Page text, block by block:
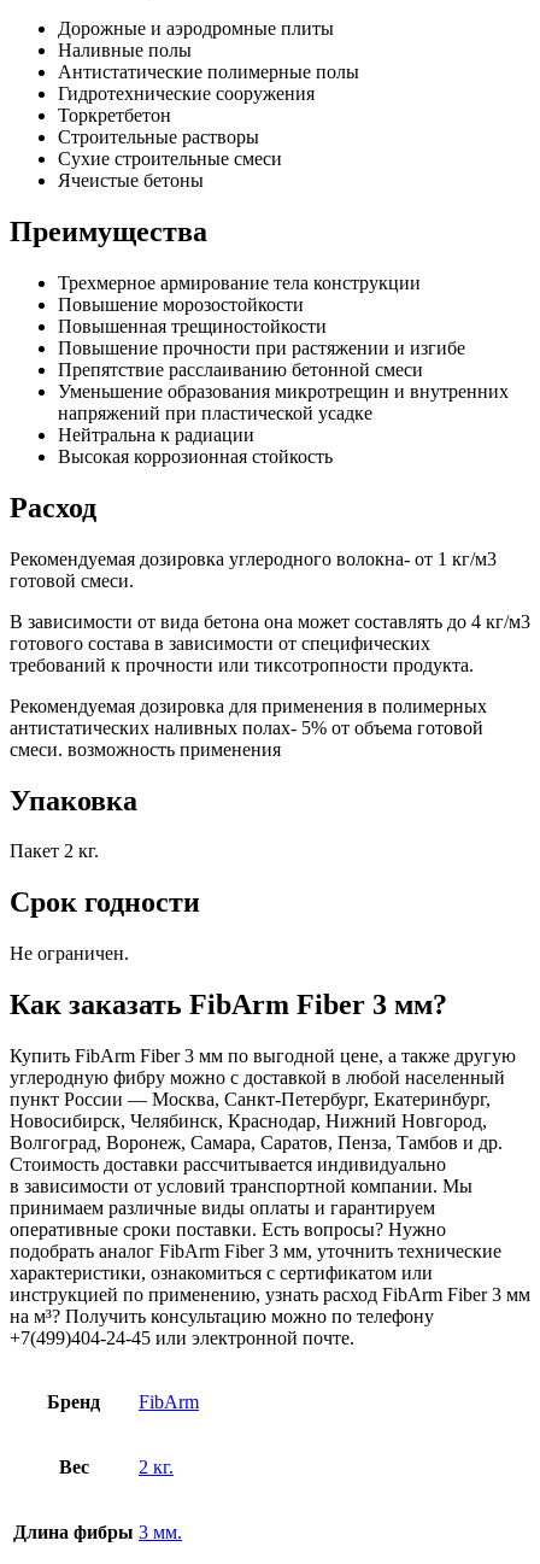
Дорожные и аэродромные плиты
Наливные полы
Антистатические полимерные полы
Гидротехнические сооружения
Торкретбетон
Строительные растворы
Сухие строительные смеси
Ячеистые бетоны
Преимущества
Трехмерное армирование тела конструкции
Повышение морозостойкости
Повышенная трещиностойкости
Повышение прочности при растяжении и изгибе
Препятствие расслаиванию бетонной смеси
Уменьшение образования микротрещин и внутренних
напряжений при пластической усадке
Нейтральна к радиации
Высокая коррозионная стойкость
Расход
Рекомендуемая дозировка углеродного волокна- от 1 кг/м3
готовой смеси.
В зависимости от вида бетона она может составлять до 4 кг/м3
готового состава в зависимости от специфических
требований к прочности или тиксотропности продукта.
Рекомендуемая дозировка для применения в полимерных
антистатических наливных полах- 5% от объема готовой
смеси. возможность применения
Упаковка
Пакет 2 кг.
Срок годности
Не ограничен.
Как заказать FibArm Fiber 3 мм?
Купить FibArm Fiber 3 мм по выгодной цене, а также другую
углеродную фибру можно с доставкой в любой населенный
пункт России — Москва, Санкт-Петербург, Екатеринбург,
Новосибирск, Челябинск, Краснодар, Нижний Новгород,
Волгоград, Воронеж, Самара, Саратов, Пенза, Тамбов и др.
Стоимость доставки рассчитывается индивидуально
в зависимости от условий транспортной компании. Мы
принимаем различные виды оплаты и гарантируем
оперативные сроки поставки. Есть вопросы? Нужно
подобрать аналог FibArm Fiber 3 мм, уточнить технические
характеристики, ознакомиться с сертификатом или
инструкцией по применению, узнать расход FibArm Fiber 3 мм
на м³? Получить консультацию можно по телефону
+7(499)404-24-45 или электронной почте.
Бренд FibArm
Вес 2 кг.
Длина фибры 3 мм.